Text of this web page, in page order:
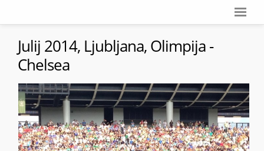
Julij 2014, Ljubljana, Olimpija -
Chelsea